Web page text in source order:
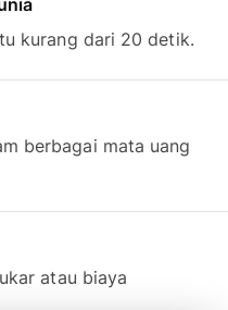
kurang dari 20 detik.
berbagai mata uang
atau biaya